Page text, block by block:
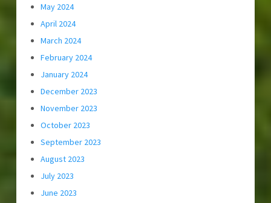
May 2024
April 2024
March 2024
February 2024
January 2024
December 2023
November 2023
October 2023
September 2023
August 2023
July 2023
June 2023